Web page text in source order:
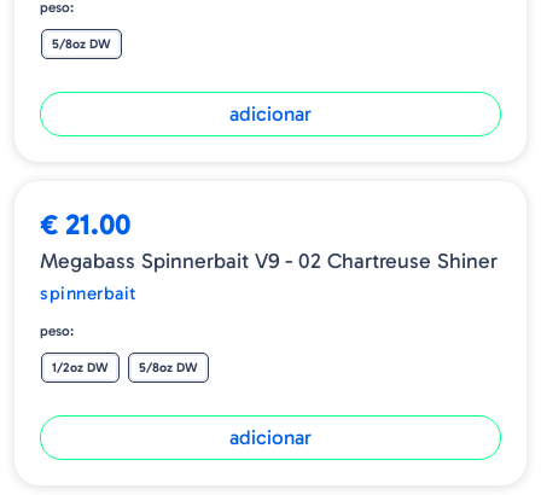
peso:
5/8oz DW
adicionar
€ 21.00
Megabass Spinnerbait V9 - 02 Chartreuse Shiner
spinnerbait
peso:
1/2oz DW 5/8oz DW
adicionar